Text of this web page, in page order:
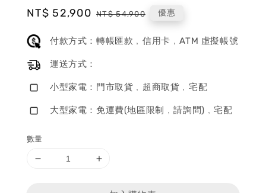
Sale
NT$ 52,900 Regular
NT$ 54,900 優惠
付款方式：轉帳匯款﹐信用卡﹐ATM 虛擬帳號
運送方式：
小型家電：門市取貨﹐超商取貨﹐宅配
大型家電：免運費(地區限制﹐請詢問)﹐宅配
數量